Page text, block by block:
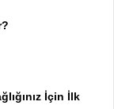
İçin İlk